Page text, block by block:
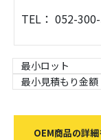
TEL： 052-
最小ロット
最小見積もり金額
OEM商品の詳